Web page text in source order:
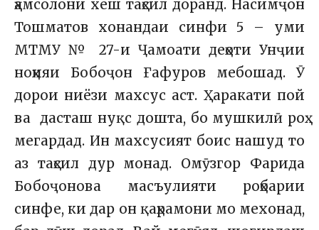
ҳамсолони хеш таҳсил доранд. Насимҷон
Тошматов хонандаи синфи 5 – уми
МТМУ № 27-и Ҷамоати деҳоти Унҷии
ноҳияи Бобоҷон Ғафуров мебошад. Ӯ
дорои ниёзи махсус аст. Ҳаракати пой
ва дасташ нуқс дошта, бо мушкилӣ роҳ
мегардад. Ин махсусият боис нашуд то
аз таҳсил дур монад. Омӯзгор Фарида
Бобоҷонова масъулияти роҳбарии
синфе, ки дар он қаҳрамони мо мехонад,